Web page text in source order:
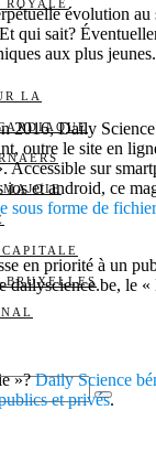
ROYALE
LA
MAJOIE
BRUXELLES
évolution
qui sait?
aux plus jeunes.
2016, Daily
outre le site en
sur
ios et android, ce
sous forme de
en priorité à un
dailyscience.be, le
»?Daily Science
et privés.